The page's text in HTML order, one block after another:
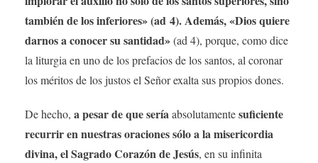
también de los inferiores» (ad 4). Además, «Dios quiere
darnos a conocer su santidad»(ad 4), porque, como dice
la liturgia en uno de los prefacios de los santos, al coronar
los méritos de los justos el Señor exalta sus propios dones.
De hecho, a pesar de que sería absolutamentesuficiente
recurrir en nuestras oraciones sólo a la misericordia
divina, el Sagrado Corazón de Jesús, en su infinita